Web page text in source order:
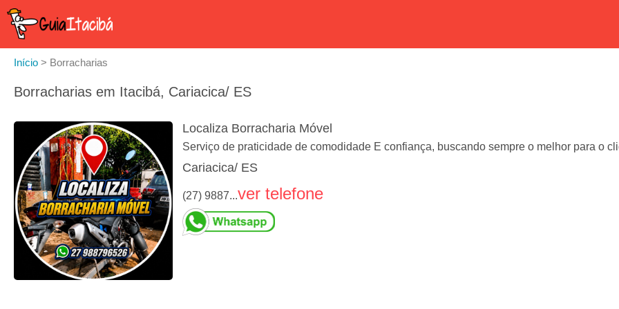
Início > Borracharias
Borracharias em Itacibá, Cariacica/ ES
Localiza Borracharia Móvel
Serviço de praticidade de comodidade E confiança, buscando sempre o melhor para o
Cariacica/ ES
(27) 9887...ver telefone